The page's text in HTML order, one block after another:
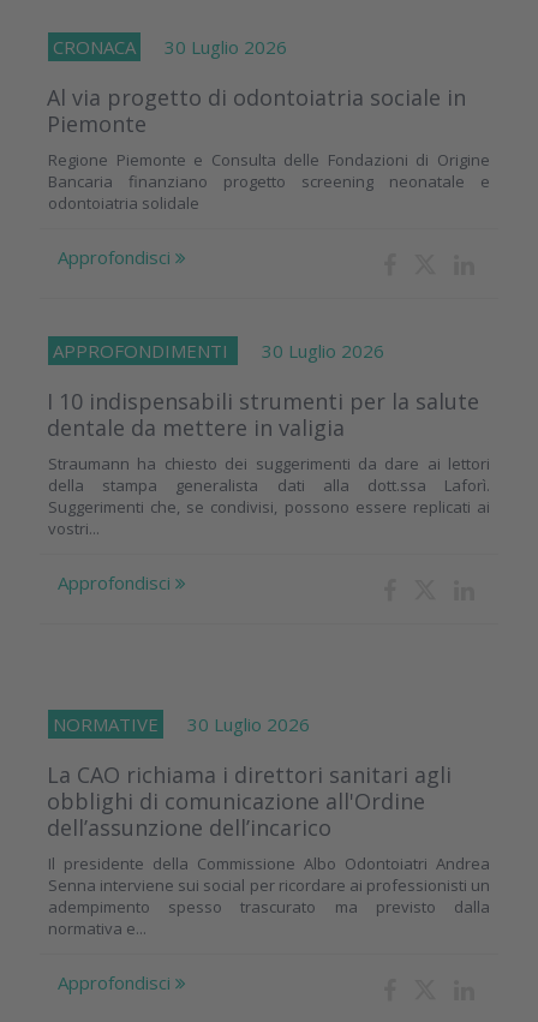
CRONACA 30 Luglio 2026
Al via progetto di odontoiatria sociale in
Piemonte
Regione Piemonte e Consulta delle Fondazioni di Origine
Bancaria finanziano progetto screening neonatale e
odontoiatria solidale
Approfondisci
APPROFONDIMENTI 30 Luglio 2026
I 10 indispensabili strumenti per la salute
dentale da mettere in valigia
Straumann ha chiesto dei suggerimenti da dare ai lettori
della stampa generalista dati alla dott.ssa Laforì.
Suggerimenti che, se condivisi, possono essere replicati ai
vostri...
Approfondisci
NORMATIVE 30 Luglio 2026
La CAO richiama i direttori sanitari agli
obblighi di comunicazione all'Ordine
dell’assunzione dell’incarico
Il presidente della Commissione Albo Odontoiatri Andrea
Senna interviene sui social per ricordare ai professionisti un
adempimento spesso trascurato ma previsto dalla
normativa e...
Approfondisci